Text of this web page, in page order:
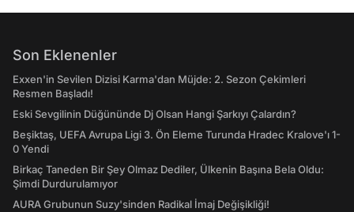
Son Eklenenler
Exxen'in Sevilen Dizisi Karma'dan Müjde: 2. Sezon Çekimleri
Resmen Başladı!
Eski Sevgilinin Düğününde Dj Olsan Hangi Şarkıyı Çalardın?
Beşiktaş, UEFA Avrupa Ligi 3. Ön Eleme Turunda Hradec Kralove'ı 1-
0 Yendi
Birkaç Taneden Bir Şey Olmaz Dediler, Ülkenin Başına Bela Oldu:
Şimdi Durdurulamıyor
AURA Grubunun Suzy'sinden Radikal İmaj Değişikliği!